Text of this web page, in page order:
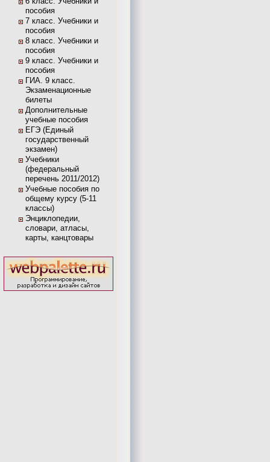
пособия
7 класс. Учебники и
пособия
8 класс. Учебники и
пособия
9 класс. Учебники и
пособия
ГИА. 9 класс.
Экзаменационные
билеты
Дополнительные
учебные пособия
ЕГЭ (Единый
государственный
экзамен)
Учебники
(федеральный
перечень 2011/2012)
Учебные пособия по
общему курсу (5-11
классы)
Энциклопедии,
словари, атласы,
карты, канцтовары